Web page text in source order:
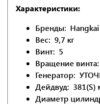
Характеристики:
Бренды: Hangkai
Вес: 9,7 кг
Винт: 5
Вращение винта:
Генератор:
Дейдвуд: 381(S)
Диаметр